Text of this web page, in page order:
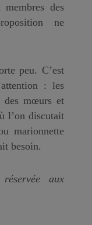
des
ne
peu. C’est
: les
des mœurs et
l’on discutait
marionnette
besoin.
aux